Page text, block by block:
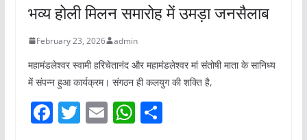
भव्य होली मिलन समारोह में उमड़ा जनसैलाब
February 23, 2026 admin
महामंडलेश्वर स्वामी हरिचेतानंद और महामंडलेश्वर मां संतोषी माता के सानिध्य
में संपन्न हुआ कार्यक्रम। संगठन ही कलयुग की शक्ति है,
F T E W S